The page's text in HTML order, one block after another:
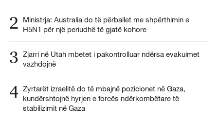
2
Ministrja: Australia do të përballet me shpërthimin e
H5N1 për një periudhë të gjatë kohore
3 Zjarri në Utah mbetet i pakontrolluar ndërsa evakuimet
vazhdojnë
4 Zyrtarët izraelitë do të mbajnë pozicionet në Gaza,
kundërshtojnë hyrjen e forcës ndërkombëtare të
stabilizimit në Gaza